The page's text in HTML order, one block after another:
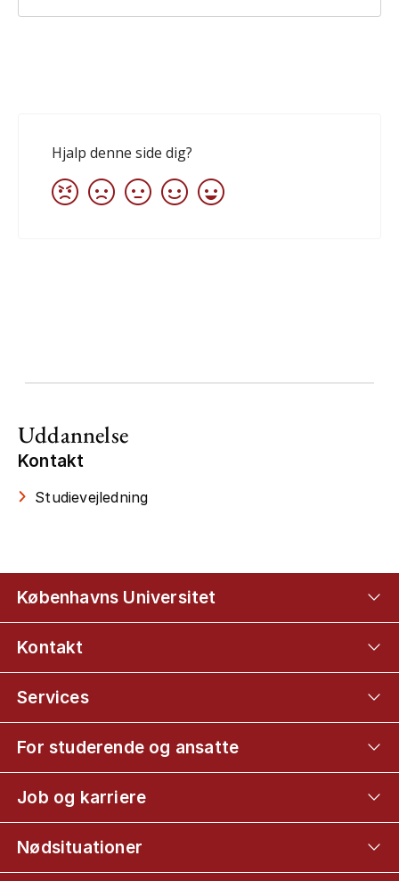
Uddannelse
Kontakt
Studievejledning
Københavns Universitet
Kontakt
Services
For studerende og ansatte
Job og karriere
Nødsituationer